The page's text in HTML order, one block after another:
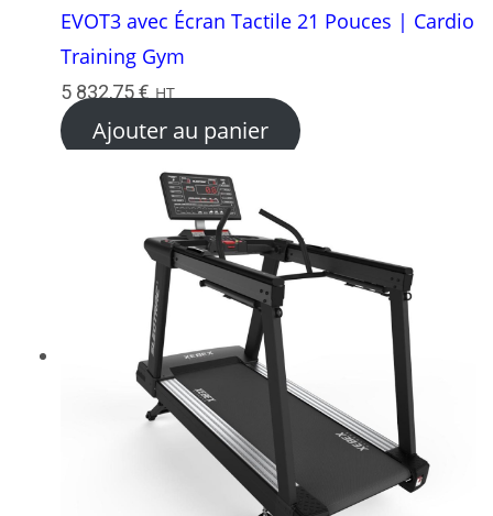
EVOT3 avec Écran Tactile 21 Pouces | Cardio
Training Gym
5 832,75€ HT
Ajouter au panier